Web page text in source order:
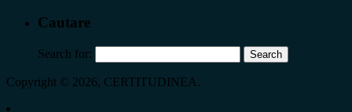
Cautare
Search for:
Copyright © 2026, CERTITUDINEA.